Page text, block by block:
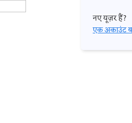
नए यूज़र हैं?
एक अकाउंट